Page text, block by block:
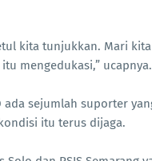
kita tunjukkan. Mari
mengedukasi,” ucapnya.
ada sejumlah suporter
itu terus dijaga.